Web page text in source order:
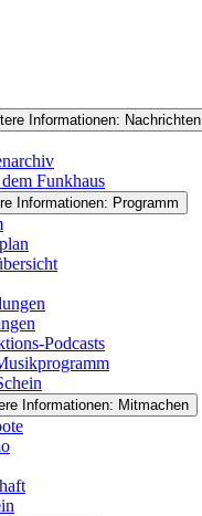
Informationen: Nachrichten
Funkhaus
Informationen: Programm
Podcasts
Informationen: Mitmachen